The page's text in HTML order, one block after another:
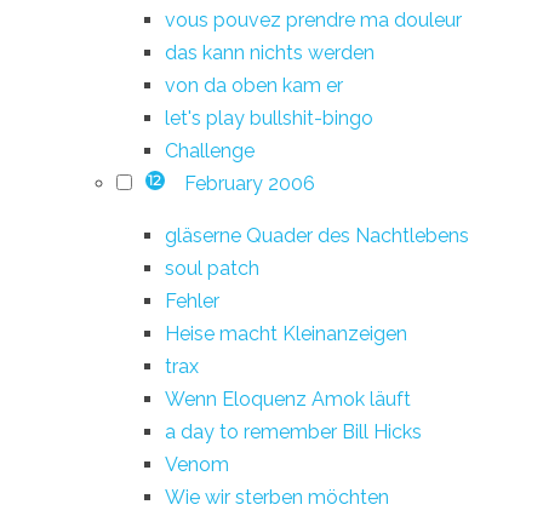
vous pouvez prendre ma douleur
das kann nichts werden
von da oben kam er
let's play bullshit-bingo
Challenge
12 February 2006
gläserne Quader des Nachtlebens
soul patch
Fehler
Heise macht Kleinanzeigen
trax
Wenn Eloquenz Amok läuft
a day to remember Bill Hicks
Venom
Wie wir sterben möchten